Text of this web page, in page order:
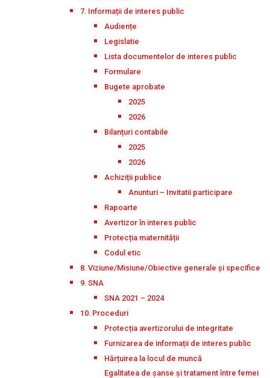
7. Informații de interes public
Audiențe
Legislatie
Lista documentelor de interes public
Formulare
Bugete aprobate
2025
2026
Bilanțuri contabile
2025
2026
Achiziții publice
Anunturi – Invitatii participare
Rapoarte
Avertizor în interes public
Protecția maternității
Codul etic
8. Viziune/Misiune/Obiective generale și specifice
9. SNA
SNA 2021 – 2024
10. Proceduri
Protecția avertizorului de integritate
Furnizarea de informații de interes public
Hărțuirea la locul de muncă
Egalitatea de șanse și tratament între femei